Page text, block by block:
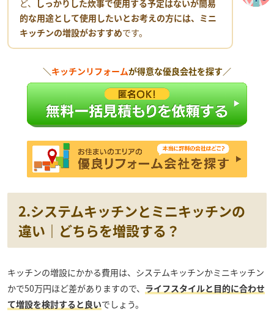
ど、
しっかりした炊事で使用する予定はないが簡易
的な用途として使用したいとお考えの方には、ミニ
キッチンの増設がおすすめです。
＼ キッチンリフォームが得意な優良会社を探す／
2.システムキッチンとミニキッチンの
違い｜どちらを増設する？
キッチンの増設にかかる費用は、システムキッチンかミニキッチン
かで50万円ほど差がありますので、 ライフスタイルと目的に合わせ
て増設を検討すると良いでしょう。